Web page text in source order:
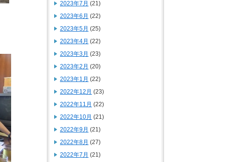
2023年7月 (21)
2023年6月 (22)
2023年5月 (25)
2023年4月 (22)
2023年3月 (23)
2023年2月 (20)
2023年1月 (22)
2022年12月 (23)
2022年11月 (22)
2022年10月 (21)
2022年9月 (21)
2022年8月 (27)
2022年7月 (21)